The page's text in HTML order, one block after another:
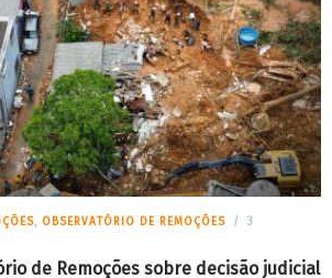
, OBSERVATÓRIO DE REMOÇÕES
3
de Remoções sobre decisão judicial